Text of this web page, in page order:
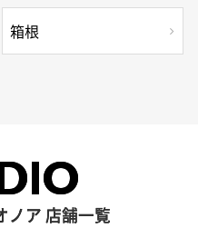
箱根
ノア 店舗一覧